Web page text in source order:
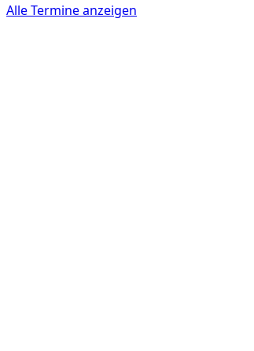
Alle Termine anzeigen